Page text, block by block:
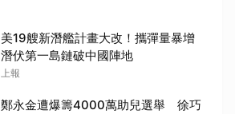
美19艘新潛艦計畫大改！攜彈量暴增
潛伏第一島鏈破中國陣地
上報
鄭永金遭爆籌4000萬助兒選舉 徐巧